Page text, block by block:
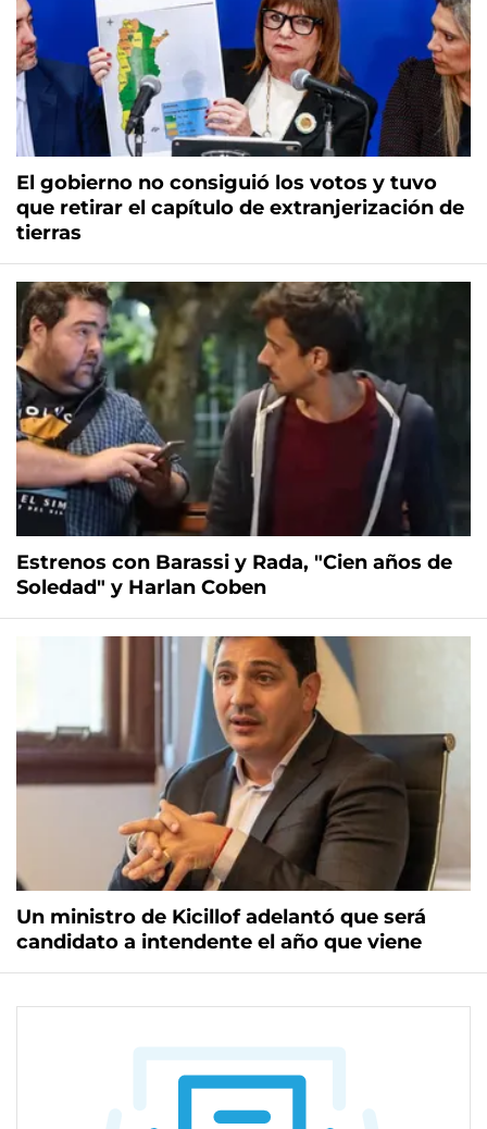
El gobierno no consiguió los votos y tuvo
que retirar el capítulo de extranjerización de
tierras
Estrenos con Barassi y Rada, "Cien años de
Soledad" y Harlan Coben
Un ministro de Kicillof adelantó que será
candidato a intendente el año que viene